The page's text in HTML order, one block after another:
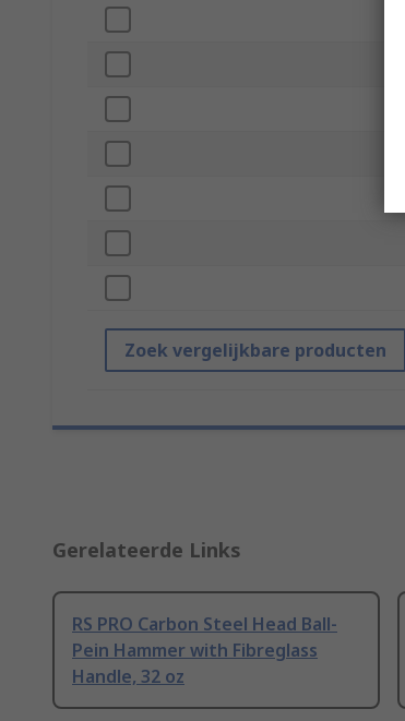
Zoek vergelijkbare producten
Gerelateerde Links
RS PRO Carbon Steel Head Ball-
Pein Hammer with Fibreglass
Handle, 32 oz